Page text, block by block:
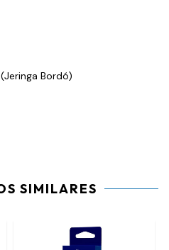
Bordó)
SIMILARES